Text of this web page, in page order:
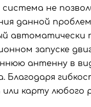
не
данной
запуске
антенну в
Благодаря
карту любого